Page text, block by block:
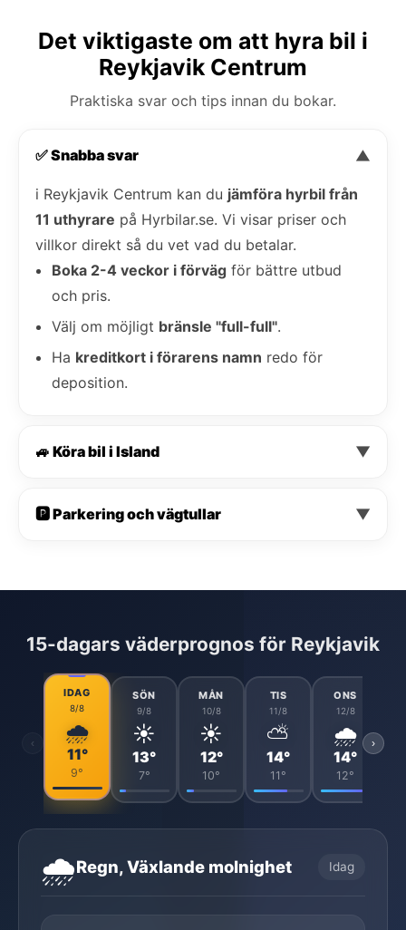
Det viktigaste om att hyra bil i
Reykjavik Centrum
Praktiska svar och tips innan du bokar.
✅ Snabba svar ▼
i Reykjavik Centrum kan du jämföra hyrbil från
11 uthyrare på Hyrbilar.se. Vi visar priser och
villkor direkt så du vet vad du betalar.
Boka 2-4 veckor i förväg för bättre utbud
och pris.
Välj om möjligt bränsle "full-full".
Ha kreditkort i förarens namn redo för
deposition.
🚙 Köra bil i Island ▼
🅿️ Parkering och vägtullar ▼
15-dagars väderprognos för Reykjavik
‹
IDAG
8/8
🌧️
11°
9°
SÖN
9/8
☀️
13°
7°
MÅN
10/8
☀️
12°
10°
TIS
11/8
⛅
14°
11°
ONS
12/8
🌧️
14°
12°
›
🌧️Regn, Växlande molnighet Idag